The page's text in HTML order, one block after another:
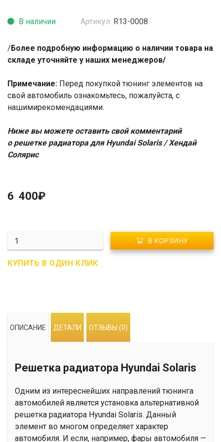
Артикул: R13-0008
В наличии
/Более подробную информацию о наличии товара на
складе уточняйте у наших менеджеров/
Примечание: Перед покупкой тюнинг элементов на
свой автомобиль ознакомьтесь, пожалуйста, с
нашимирекомендациями.
Ниже вы можете оставить свой комментарий
о решетке радиатора для Hyundai Solaris / Хендай
Солярис
6 400₽
Количество
R13-
0008
В КОРЗИНУ
КУПИТЬ В ОДИН КЛИК
ОПИСАНИЕ ДЕТАЛИ ОТЗЫВЫ (0)
Решетка радиатора Hyundai Solaris
Одним из интереснейших направлений тюнинга
автомобилей является установка альтернативной
решетка радиатора Hyundai Solaris. Данный
элемент во многом определяет характер
автомобиля. И если, например, фары автомобиля —